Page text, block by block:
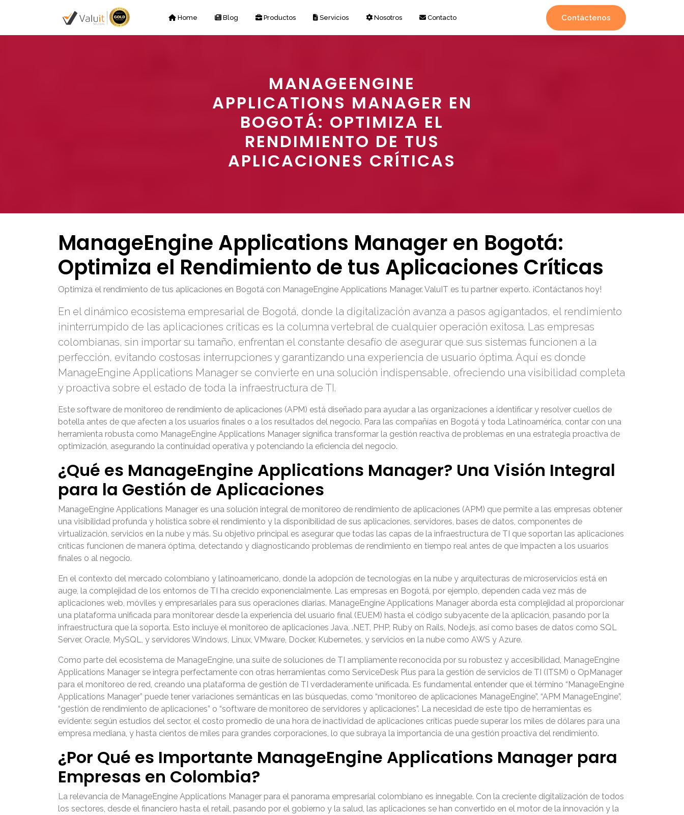
Home Blog Productos Servicios Nosotros Contacto Contáctenos
MANAGEENGINE
APPLICATIONS MANAGER EN
BOGOTÁ: OPTIMIZA EL
RENDIMIENTO DE TUS
APLICACIONES CRÍTICAS
ManageEngine Applications Manager en Bogotá:
Optimiza el Rendimiento de tus Aplicaciones Críticas
Optimiza el rendimiento de tus aplicaciones en Bogotá con ManageEngine Applications Manager. ValuIT es tu partner experto. ¡Contáctanos hoy!
En el dinámico ecosistema empresarial de Bogotá, donde la digitalización avanza a pasos agigantados, el rendimiento
ininterrumpido de las aplicaciones críticas es la columna vertebral de cualquier operación exitosa. Las empresas
colombianas, sin importar su tamaño, enfrentan el constante desafío de asegurar que sus sistemas funcionen a la
perfección, evitando costosas interrupciones y garantizando una experiencia de usuario óptima. Aquí es donde
ManageEngine Applications Manager se convierte en una solución indispensable, ofreciendo una visibilidad completa
y proactiva sobre el estado de toda la infraestructura de TI.
Este software de monitoreo de rendimiento de aplicaciones (APM) está diseñado para ayudar a las organizaciones a identificar y resolver cuellos de
botella antes de que afecten a los usuarios finales o a los resultados del negocio. Para las compañías en Bogotá y toda Latinoamérica, contar con una
herramienta robusta como ManageEngine Applications Manager significa transformar la gestión reactiva de problemas en una estrategia proactiva de
optimización, asegurando la continuidad operativa y potenciando la eficiencia del negocio.
¿Qué es ManageEngine Applications Manager? Una Visión Integral
para la Gestión de Aplicaciones
ManageEngine Applications Manager es una solución integral de monitoreo de rendimiento de aplicaciones (APM) que permite a las empresas obtener
una visibilidad profunda y holística sobre el rendimiento y la disponibilidad de sus aplicaciones, servidores, bases de datos, componentes de
virtualización, servicios en la nube y más. Su objetivo principal es asegurar que todas las capas de la infraestructura de TI que soportan las aplicaciones
críticas funcionen de manera óptima, detectando y diagnosticando problemas de rendimiento en tiempo real antes de que impacten a los usuarios
finales o al negocio.
En el contexto del mercado colombiano y latinoamericano, donde la adopción de tecnologías en la nube y arquitecturas de microservicios está en
auge, la complejidad de los entornos de TI ha crecido exponencialmente. Las empresas en Bogotá, por ejemplo, dependen cada vez más de
aplicaciones web, móviles y empresariales para sus operaciones diarias. ManageEngine Applications Manager aborda esta complejidad al proporcionar
una plataforma unificada para monitorear desde la experiencia del usuario final (EUEM) hasta el código subyacente de la aplicación, pasando por la
infraestructura que la soporta. Esto incluye el monitoreo de aplicaciones Java, .NET, PHP, Ruby on Rails, Node.js, así como bases de datos como SQL
Server, Oracle, MySQL, y servidores Windows, Linux, VMware, Docker, Kubernetes, y servicios en la nube como AWS y Azure.
Como parte del ecosistema de ManageEngine, una suite de soluciones de TI ampliamente reconocida por su robustez y accesibilidad, ManageEngine
Applications Manager se integra perfectamente con otras herramientas como ServiceDesk Plus para la gestión de servicios de TI (ITSM) o OpManager
para el monitoreo de red, creando una plataforma de gestión de TI verdaderamente unificada. Es fundamental entender que el término “ManageEngine
Applications Manager” puede tener variaciones semánticas en las búsquedas, como “monitoreo de aplicaciones ManageEngine”, “APM ManageEngine”,
“gestión de rendimiento de aplicaciones” o “software de monitoreo de servidores y aplicaciones”. La necesidad de este tipo de herramientas es
evidente: según estudios del sector, el costo promedio de una hora de inactividad de aplicaciones críticas puede superar los miles de dólares para una
empresa mediana, y hasta cientos de miles para grandes corporaciones, lo que subraya la importancia de una gestión proactiva del rendimiento.
¿Por Qué es Importante ManageEngine Applications Manager para
Empresas en Colombia?
La relevancia de ManageEngine Applications Manager para el panorama empresarial colombiano es innegable. Con la creciente digitalización de todos
los sectores, desde el financiero hasta el retail, pasando por el gobierno y la salud, las aplicaciones se han convertido en el motor de la innovación y la